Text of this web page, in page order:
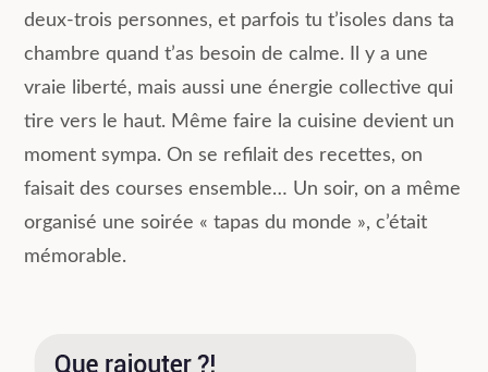
deux-trois personnes, et parfois tu t’isoles dans ta
chambre quand t’as besoin de calme. Il y a une
vraie liberté, mais aussi une énergie collective qui
tire vers le haut. Même faire la cuisine devient un
moment sympa. On se refilait des recettes, on
faisait des courses ensemble… Un soir, on a même
organisé une soirée « tapas du monde », c’était
mémorable.